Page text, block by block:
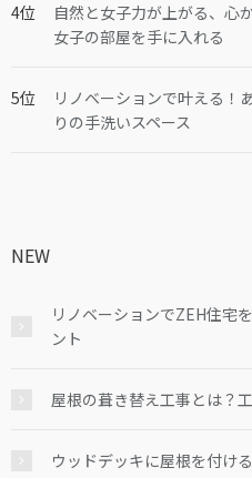
自然と女子力が上がる、心
女子の部屋を手に入れる
リノベーションで叶える！
りの手洗いスペース
NEW
リノベーションでZEH住宅
ント
屋根の葺き替え工事とは？
ウッドデッキに屋根を付け